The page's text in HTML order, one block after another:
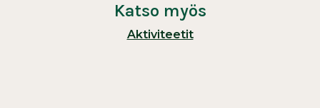
Katso myös
Aktiviteetit